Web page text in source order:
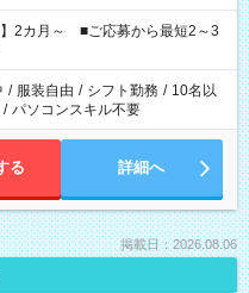
がしたい」 「できれば残業はし
さいね。 ※Wワーク希望
る勤務時間と、もう1つのお仕事
超える場合は応募できません。
】2カ月～ ■ご応募から最短2～3
/ 服装自由 / シフト勤務 / 10名以
/ パソコンスキル不要
る 詳細へ
掲載日：2026.08.06